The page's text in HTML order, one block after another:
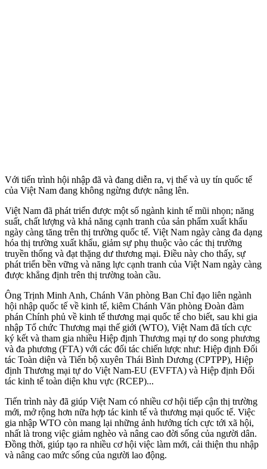
Với tiến trình hội nhập đã và đang diễn ra, vị thế và uy tín quốc tế
của Việt Nam đang không ngừng được nâng lên.
Việt Nam đã phát triển được một số ngành kinh tế mũi nhọn; năng
suất, chất lượng và khả năng cạnh tranh của sản phẩm xuất khẩu
ngày càng tăng trên thị trường quốc tế. Việt Nam ngày càng đa dạng
hóa thị trường xuất khẩu, giảm sự phụ thuộc vào các thị trường
truyền thống và đạt thặng dư thương mại. Điều này cho thấy, sự
phát triển bền vững và năng lực cạnh tranh của Việt Nam ngày càng
được khẳng định trên thị trường toàn cầu.
Ông Trịnh Minh Anh, Chánh Văn phòng Ban Chỉ đạo liên ngành
hội nhập quốc tế về kinh tế, kiêm Chánh Văn phòng Đoàn đàm
phán Chính phủ về kinh tế thương mại quốc tế cho biết, sau khi gia
nhập Tổ chức Thương mại thế giới (WTO), Việt Nam đã tích cực
ký kết và tham gia nhiều Hiệp định Thương mại tự do song phương
và đa phương (FTA) với các đối tác chiến lược như: Hiệp định Đối
tác Toàn diện và Tiến bộ xuyên Thái Bình Dương (CPTPP), Hiệp
định Thương mại tự do Việt Nam-EU (EVFTA) và Hiệp định Đối
tác kinh tế toàn diện khu vực (RCEP)...
Tiến trình này đã giúp Việt Nam có nhiều cơ hội tiếp cận thị trường
mới, mở rộng hơn nữa hợp tác kinh tế và thương mại quốc tế. Việc
gia nhập WTO còn mang lại những ảnh hưởng tích cực tới xã hội,
nhất là trong việc giảm nghèo và nâng cao đời sống của người dân.
Đồng thời, giúp tạo ra nhiều cơ hội việc làm mới, cải thiện thu nhập
và nâng cao mức sống của người lao động.